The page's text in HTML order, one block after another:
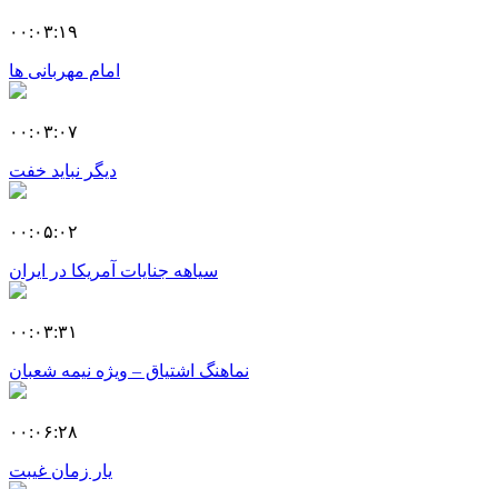
۰۰:۰۳:۱۹
امام مهربانی ها
۰۰:۰۳:۰۷
دیگر نباید خفت
۰۰:۰۵:۰۲
سیاهه جنایات آمریکا در ایران
۰۰:۰۳:۳۱
نماهنگ اشتیاق – ویژه نیمه شعبان
۰۰:۰۶:۲۸
یار زمان غیبت